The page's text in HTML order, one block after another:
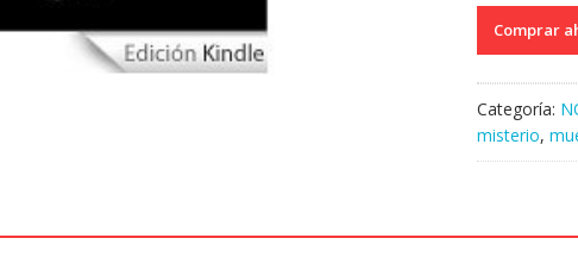
Comprar
Categoría:
misterio,